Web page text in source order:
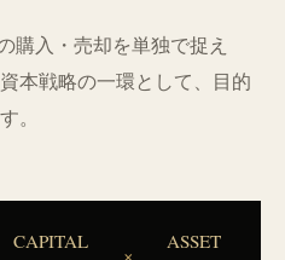
購入・売却を単独で捉え
本戦略の一環として、目的
。
CAPITAL
×
ASSET